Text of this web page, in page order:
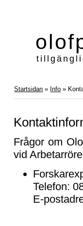
Startsidan » Info »
Frågor om
vid
Telefon:
E-